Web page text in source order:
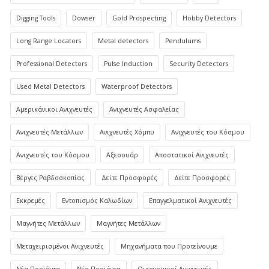
Digging Tools Dowser Gold Prospecting Hobby Detectors
Long Range Locators Metal detectors Pendulums
Professional Detectors Pulse Induction Security Detectors
Used Metal Detectors Waterproof Detectors
Αμερικάνικοι Ανιχνευτές Ανιχνευτές Ασφαλείας
Ανιχνευτές Μετάλλων Ανιχνευτές Χόμπυ Ανιχνευτές του Κόσμου
Ανιχνευτές του Κόσμου Αξεσουάρ Αποστατικοί Ανιχνευτές
Βέργες Ραβδοσκοπίας Δείτε Προσφορές Δείτε Προσφορές
Εκκρεμές Εντοπισμός Καλωδίων Επαγγελματικοί Ανιχνευτές
Μαγνήτες Μετάλλων Μαγνήτες Μετάλλων
Μεταχειρισμένοι Ανιχνευτές Μηχανήματα που Προτείνουμε